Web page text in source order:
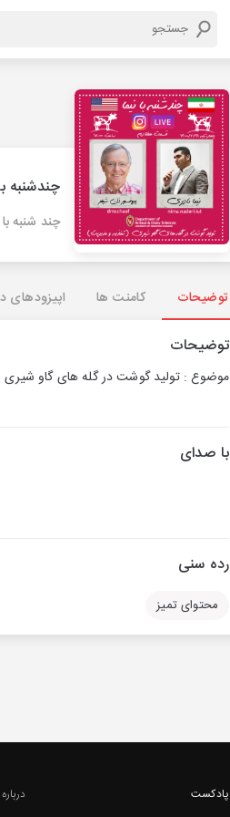
چندشنبه
چند شنبه با
توضیحات کامنت ها اپیزودهای
توضیحات
موضوع :تولید گوشت در گله های گاو
با صدای
رده سنی
محتوای تمیز
پادکست